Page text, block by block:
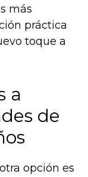
más
práctica
toque a
a
de
opción es